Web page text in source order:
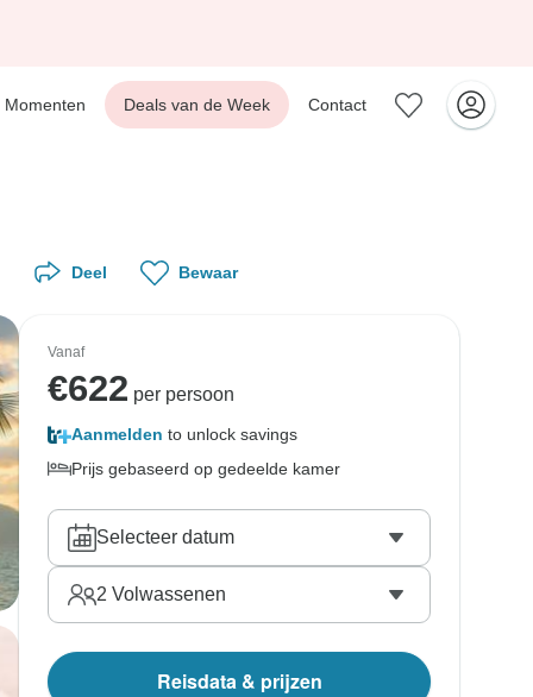
Momenten Deals van de Week Contact
Deel Bewaar
Vanaf
€622 per persoon
Aanmelden to unlock savings
Prijs gebaseerd op gedeelde kamer
Selecteer datum
2 Volwassenen
Reisdata & prijzen